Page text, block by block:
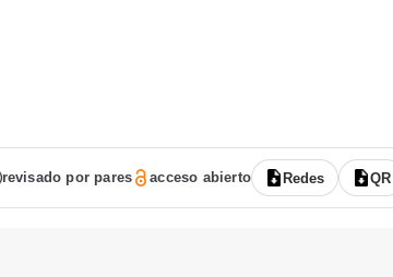
revisado por pares acceso abierto Redes QR